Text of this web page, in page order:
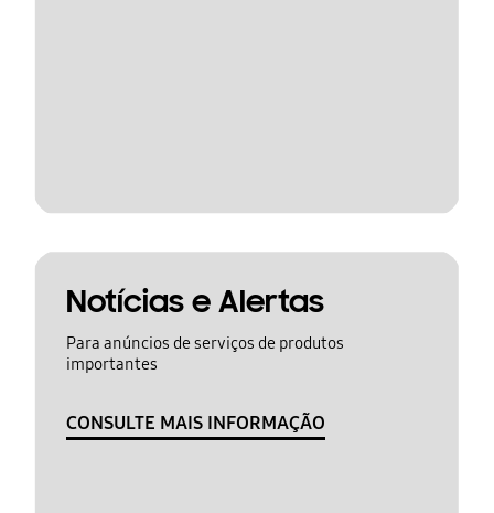
Notícias e Alertas
Para anúncios de serviços de produtos
importantes
CONSULTE MAIS INFORMAÇÃO